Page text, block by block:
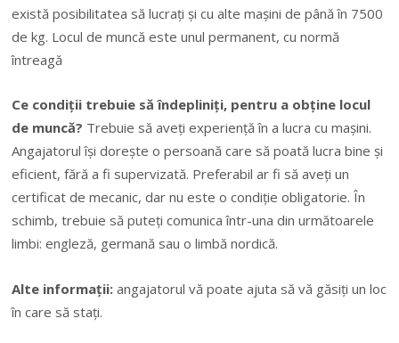
există posibilitatea să lucrați și cu alte mașini de până în 7500
de kg. Locul de muncă este unul permanent, cu normă
întreagă
Ce condiții trebuie să îndepliniți, pentru a obține locul
de muncă? Trebuie să aveți experiență în a lucra cu mașini.
Angajatorul își dorește o persoană care să poată lucra bine și
eficient, fără a fi supervizată. Preferabil ar fi să aveți un
certificat de mecanic, dar nu este o condiție obligatorie. În
schimb, trebuie să puteți comunica într-una din următoarele
limbi: engleză, germană sau o limbă nordică.
Alte informații: angajatorul vă poate ajuta să vă găsiți un loc
în care să stați.